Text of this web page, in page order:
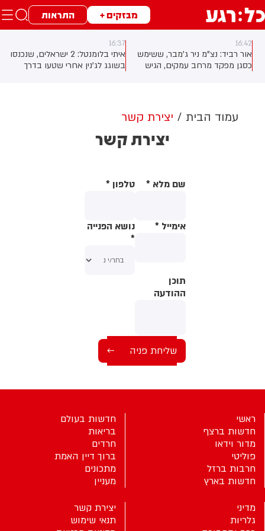
מבזקים + התראות
16:42
אור רביד: נצ"מ ניר ג'מבר, ששימש
כסגן מפקד מרחב עמקים, הגיש
לתפקידו. העתירה הוגשה לאחר
שהוחלט להאריך בפעם השביעית
את החופשה, אף שהתיק הפלילי
נגדו בפרשת עיריית נצרת נסגר
16:37
איתי בלומנטל: 2 ישראלים, שנכנסו
בשוגג לג'נין אחרי שטעו בדרך
עמוד הבית יצירת קשר
יצירת קשר
שם מלא * טלפון *
אימייל *
נושא הפנייה
*
תוכן
ההודעה
ראשי
חדשות ברצף
מדור וידאו
פוליטי
חרבות ברזל
חדשות בארץ
חדשות בעולם
בריאות
חרדים
ברוך דיין האמת
מתכונים
מעניין
מדיני
גלריות
יצירת קשר
תנאי שימוש